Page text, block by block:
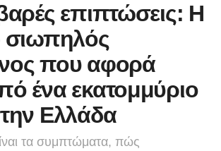
επιπτώσεις: Η
σιωπηλός
που αφορά
ένα εκατομμύριο
Ελλάδα
τα συμπτώματα, πώς